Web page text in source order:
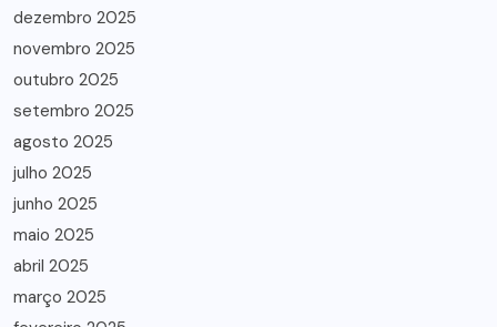
dezembro 2025
novembro 2025
outubro 2025
setembro 2025
agosto 2025
julho 2025
junho 2025
maio 2025
abril 2025
março 2025